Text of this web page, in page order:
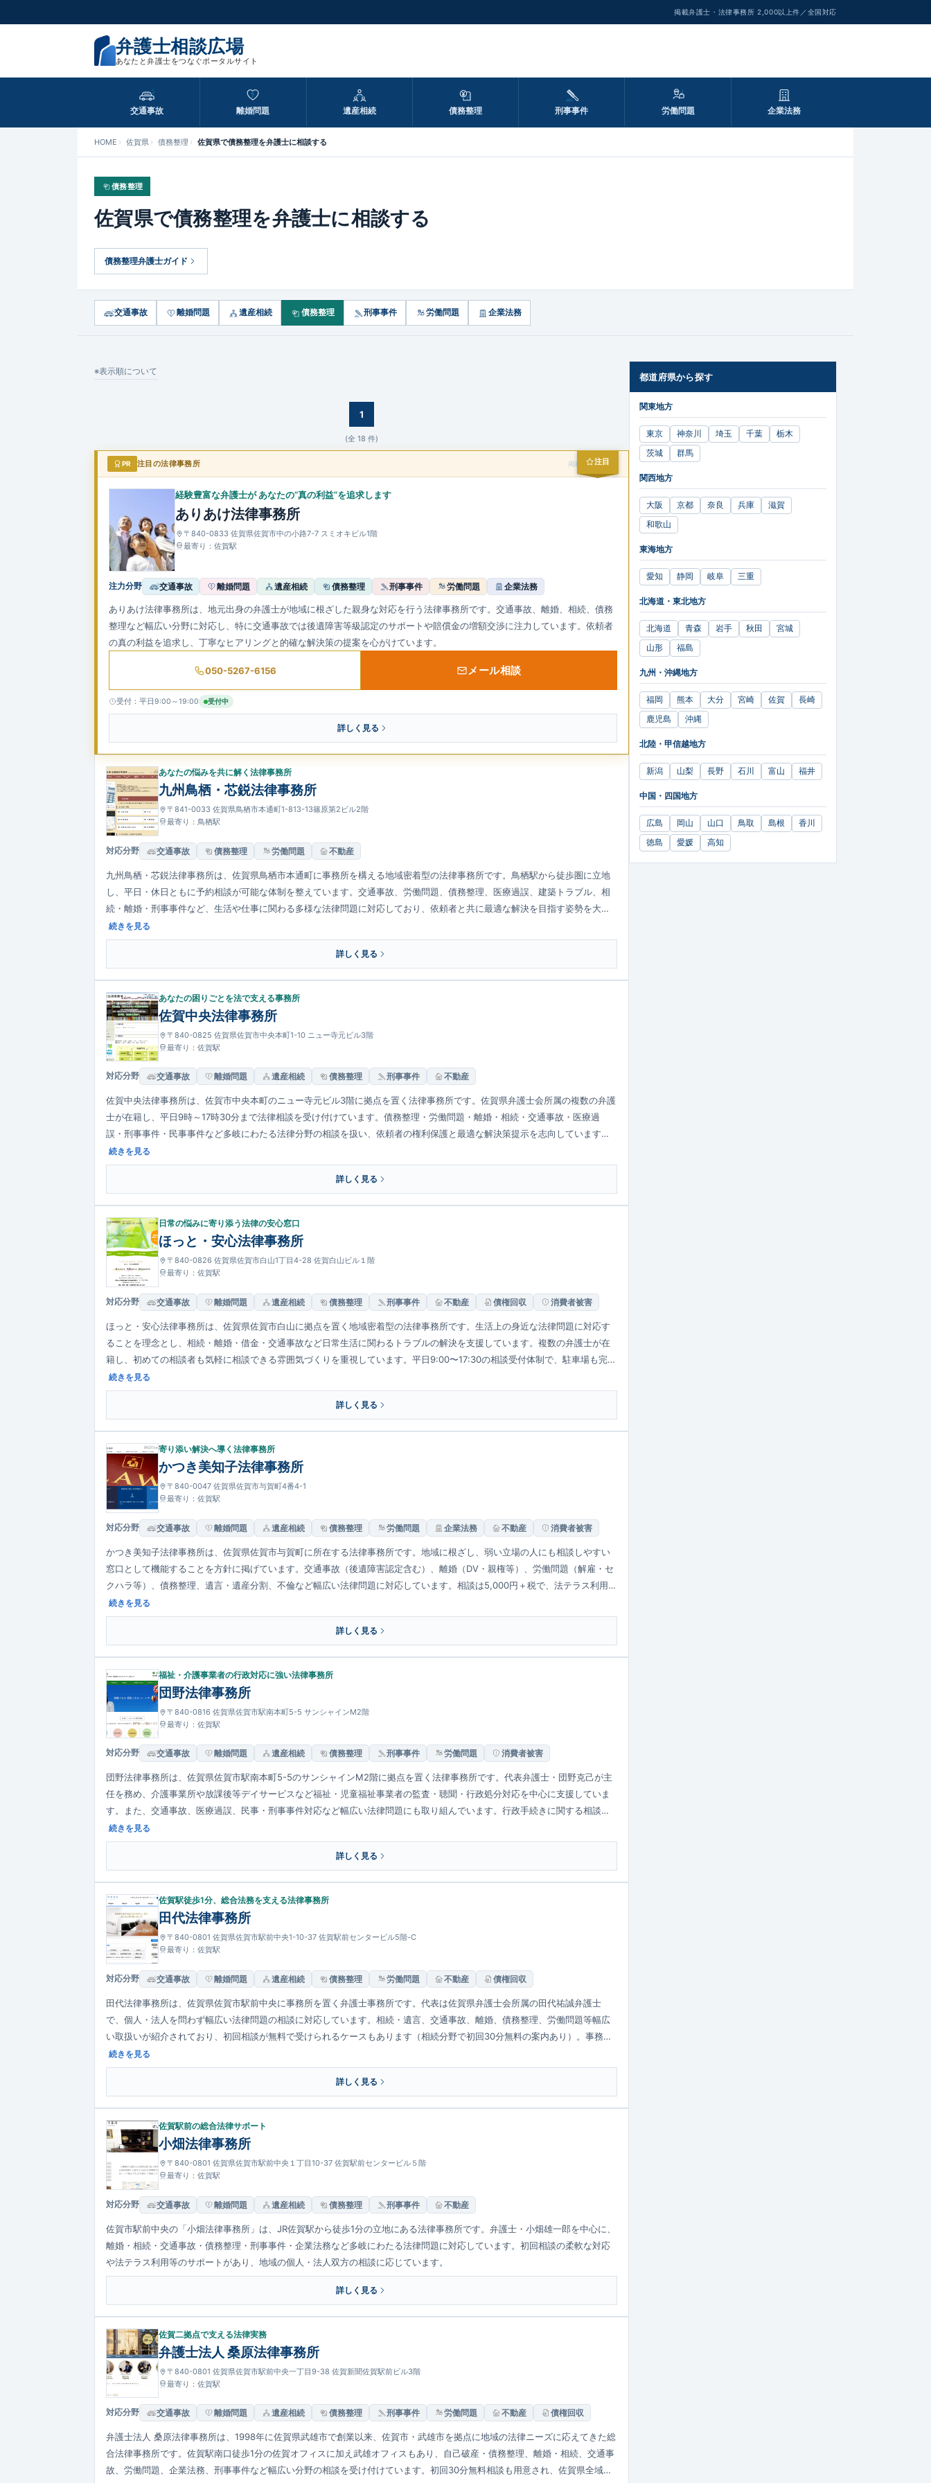
掲載弁護士・法律事務所 2,000以上件／全国対応
弁護士相談広場
あなたと弁護士をつなぐポータルサイト
交通事故 離婚問題 遺産相続 債務整理 刑事事件 労働問題 企業法務
HOME 佐賀県 債務整理 佐賀県で債務整理を弁護士に相談する
債務整理
佐賀県で債務整理を弁護士に相談する
債務整理弁護士ガイド
交通事故 離婚問題 遺産相続 債務整理 刑事事件 労働問題 企業法務
※表示順について
1
(全 18 件)
注目
PR 注目の法律事務所 掲載スポンサー
経験豊富な弁護士が あなたの“真の利益”を追求します
ありあけ法律事務所
〒840-0833 佐賀県佐賀市中の小路7-7 スミオキビル1階
最寄り：佐賀駅
注力分野 交通事故 離婚問題 遺産相続 債務整理 刑事事件 労働問題 企業法務
ありあけ法律事務所は、地元出身の弁護士が地域に根ざした親身な対応を行う法律事務所です。交通事故、離婚、相続、債務
整理など幅広い分野に対応し、特に交通事故では後遺障害等級認定のサポートや賠償金の増額交渉に注力しています。依頼者
の真の利益を追求し、丁寧なヒアリングと的確な解決策の提案を心がけています。
050-5267-6156 メール相談
受付：平日9:00～19:00 受付中
詳しく見る
あなたの悩みを共に解く法律事務所
九州鳥栖・芯鋭法律事務所
〒841-0033 佐賀県鳥栖市本通町1-813-13篠原第2ビル2階
最寄り：鳥栖駅
対応分野 交通事故 債務整理 労働問題 不動産
九州鳥栖・芯鋭法律事務所は、佐賀県鳥栖市本通町に事務所を構える地域密着型の法律事務所です。鳥栖駅から徒歩圏に立地
し、平日・休日ともに予約相談が可能な体制を整えています。交通事故、労働問題、債務整理、医療過誤、建築トラブル、相
続・離婚・刑事事件など、生活や仕事に関わる多様な法律問題に対応しており、依頼者と共に最適な解決を目指す姿勢を大切
にしています。代表弁護士の小山一郎を中心に、相談者の立場に立った実務対応を行っています。
続きを見る
詳しく見る
あなたの困りごとを法で支える事務所
佐賀中央法律事務所
〒840-0825 佐賀県佐賀市中央本町1-10 ニュー寺元ビル3階
最寄り：佐賀駅
対応分野 交通事故 離婚問題 遺産相続 債務整理 刑事事件 不動産
佐賀中央法律事務所は、佐賀市中央本町のニュー寺元ビル3階に拠点を置く法律事務所です。佐賀県弁護士会所属の複数の弁護
士が在籍し、平日9時～17時30分まで法律相談を受け付けています。債務整理・労働問題・離婚・相続・交通事故・医療過
誤・刑事事件・民事事件など多岐にわたる法律分野の相談を扱い、依頼者の権利保護と最適な解決策提示を志向しています。
予約の上相談の案内を行い、法テラス利用も可能です。
続きを見る
詳しく見る
日常の悩みに寄り添う法律の安心窓口
ほっと・安心法律事務所
〒840-0826 佐賀県佐賀市白山1丁目4-28 佐賀白山ビル１階
最寄り：佐賀駅
対応分野 交通事故 離婚問題 遺産相続 債務整理 刑事事件 不動産 債権回収 消費者被害
ほっと・安心法律事務所は、佐賀県佐賀市白山に拠点を置く地域密着型の法律事務所です。生活上の身近な法律問題に対応す
ることを理念とし、相続・離婚・借金・交通事故など日常生活に関わるトラブルの解決を支援しています。複数の弁護士が在
籍し、初めての相談者も気軽に相談できる雰囲気づくりを重視しています。平日9:00〜17:30の相談受付体制で、駐車場も完備
しアクセス環境も整えています。
続きを見る
詳しく見る
寄り添い解決へ導く法律事務所
かつき美知子法律事務所
〒840-0047 佐賀県佐賀市与賀町4番4-1
最寄り：佐賀駅
対応分野 交通事故 離婚問題 遺産相続 債務整理 労働問題 企業法務 不動産 消費者被害
かつき美知子法律事務所は、佐賀県佐賀市与賀町に所在する法律事務所です。地域に根ざし、弱い立場の人にも相談しやすい
窓口として機能することを方針に掲げています。交通事故（後遺障害認定含む）、離婚（DV・親権等）、労働問題（解雇・セ
クハラ等）、債務整理、遺言・遺産分割、不倫など幅広い法律問題に対応しています。相談は5,000円＋税で、法テラス利用や
夜間・土日祝対応も可能です。
続きを見る
詳しく見る
福祉・介護事業者の行政対応に強い法律事務所
団野法律事務所
〒840-0816 佐賀県佐賀市駅南本町5-5 サンシャインM2階
最寄り：佐賀駅
対応分野 交通事故 離婚問題 遺産相続 債務整理 刑事事件 労働問題 消費者被害
団野法律事務所は、佐賀県佐賀市駅南本町5-5のサンシャインM2階に拠点を置く法律事務所です。代表弁護士・団野克己が主
任を務め、介護事業所や放課後等デイサービスなど福祉・児童福祉事業者の監査・聴聞・行政処分対応を中心に支援していま
す。また、交通事故、医療過誤、民事・刑事事件対応など幅広い法律問題にも取り組んでいます。行政手続きに関する相談は
全国から受け付けています。
続きを見る
詳しく見る
佐賀駅徒歩1分、総合法務を支える法律事務所
田代法律事務所
〒840-0801 佐賀県佐賀市駅前中央1-10-37 佐賀駅前センタービル5階-C
最寄り：佐賀駅
対応分野 交通事故 離婚問題 遺産相続 債務整理 労働問題 不動産 債権回収
田代法律事務所は、佐賀県佐賀市駅前中央に事務所を置く弁護士事務所です。代表は佐賀県弁護士会所属の田代祐誠弁護士
で、個人・法人を問わず幅広い法律問題の相談に対応しています。相続・遺言、交通事故、離婚、債務整理、労働問題等幅広
い取扱いが紹介されており、初回相談が無料で受けられるケースもあります（相続分野で初回30分無料の案内あり）。事務所
はJR「佐賀駅」から徒歩1分のアクセスです。はJR「佐賀駅」から徒歩1分のアクセスです。
続きを見る
詳しく見る
佐賀駅前の総合法律サポート
小畑法律事務所
〒840-0801 佐賀県佐賀市駅前中央１丁目10-37 佐賀駅前センタービル５階
最寄り：佐賀駅
対応分野 交通事故 離婚問題 遺産相続 債務整理 刑事事件 不動産
佐賀市駅前中央の「小畑法律事務所」は、JR佐賀駅から徒歩1分の立地にある法律事務所です。弁護士・小畑雄一郎を中心に、
離婚・相続・交通事故・債務整理・刑事事件・企業法務など多岐にわたる法律問題に対応しています。初回相談の柔軟な対応
や法テラス利用等のサポートがあり、地域の個人・法人双方の相談に応じています。
詳しく見る
佐賀二拠点で支える法律実務
弁護士法人 桑原法律事務所
〒840-0801 佐賀県佐賀市駅前中央一丁目9-38 佐賀新聞佐賀駅前ビル3階
最寄り：佐賀駅
対応分野 交通事故 離婚問題 遺産相続 債務整理 刑事事件 労働問題 不動産 債権回収
弁護士法人 桑原法律事務所は、1998年に佐賀県武雄市で創業以来、佐賀市・武雄市を拠点に地域の法律ニーズに応えてきた総
合法律事務所です。佐賀駅南口徒歩1分の佐賀オフィスに加え武雄オフィスもあり、自己破産・債務整理、離婚・相続、交通事
故、労働問題、企業法務、刑事事件など幅広い分野の相談を受け付けています。初回30分無料相談も用意され、佐賀県全域の
都道府県から探す
関東地方
東京 神奈川 埼玉 千葉
栃木
茨城
群馬
関西地方
大阪 京都 奈良 兵庫
滋賀
和歌山
東海地方
愛知 静岡 岐阜 三重
北海道・東北地方
北海道 青森 岩手 秋田
宮城
山形
福島
九州・沖縄地方
福岡 熊本 大分 宮崎 佐賀
長崎
鹿児島
沖縄
北陸・甲信越地方
新潟 山梨 長野 石川 富山 福井
中国・四国地方
広島 岡山 山口 鳥取 島根
香川
徳島
愛媛 高知